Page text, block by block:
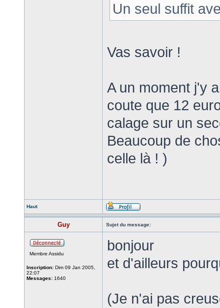
Un seul suffit
Vas savoir !
A un moment j'y
coute que 12
calage sur un
Beaucoup de
celle là ! )
Haut
Guy Sujet du message:
Membre Assidu
Inscription: Dim 09 Jan 2005,
22:07
Messages: 1640
bonjour
et d'ailleurs
(Je n'ai pas